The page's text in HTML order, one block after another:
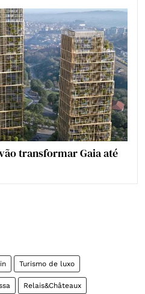
transformar Gaia até
Turismo de luxo
Relais&Châteaux